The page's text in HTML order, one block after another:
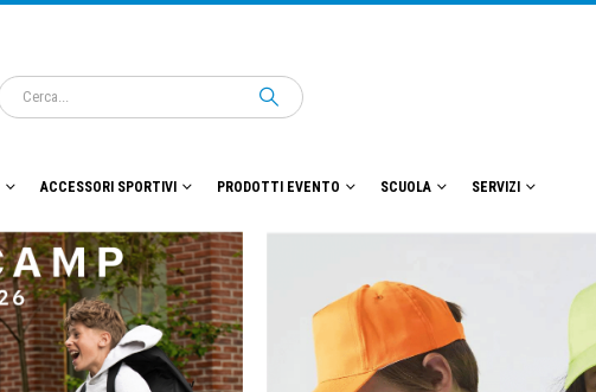
ACCESSORI SPORTIVI PRODOTTI EVENTO SCUOLA SERVIZI